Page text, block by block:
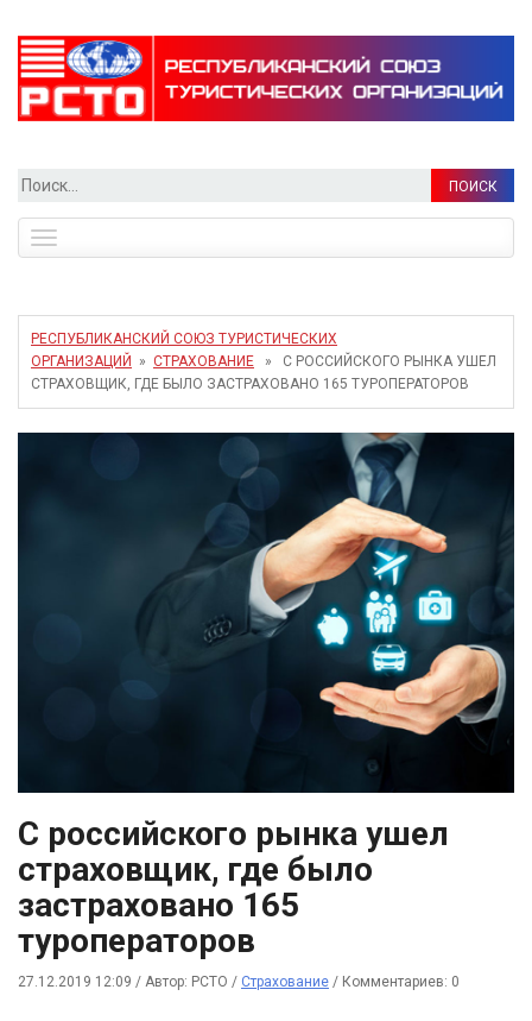
Найти:
navigation
РЕСПУБЛИКАНСКИЙ СОЮЗ ТУРИСТИЧЕСКИХ
ОРГАНИЗАЦИЙ
» СТРАХОВАНИЕ » С РОССИЙСКОГО РЫНКА УШЕЛ
СТРАХОВЩИК, ГДЕ БЫЛО ЗАСТРАХОВАНО 165 ТУРОПЕРАТОРОВ
С российского рынка ушел
страховщик, где было
застраховано 165
туроператоров
27.12.2019 12:09 / Автор: РСТО / Страхование / Комментариев: 0